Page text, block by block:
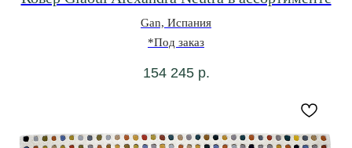
Gan, Испания
*Под заказ
154 245 р.